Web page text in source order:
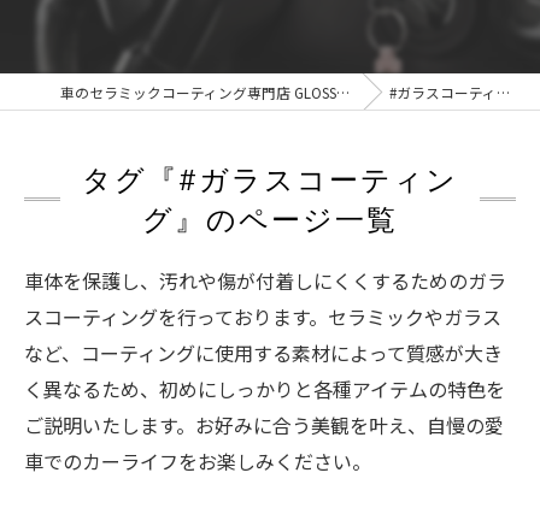
車のセラミックコーティング専門店 GLOSSY新潟 #ガラスコーティング
タグ『#ガラスコーティン
グ』のページ一覧
車体を保護し、汚れや傷が付着しにくくするためのガラ
スコーティングを行っております。セラミックやガラス
など、コーティングに使用する素材によって質感が大き
く異なるため、初めにしっかりと各種アイテムの特色を
ご説明いたします。お好みに合う美観を叶え、自慢の愛
車でのカーライフをお楽しみください。